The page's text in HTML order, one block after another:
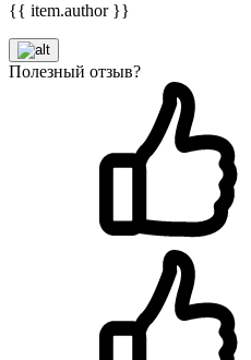
{{ item.author }}
Полезный отзыв?